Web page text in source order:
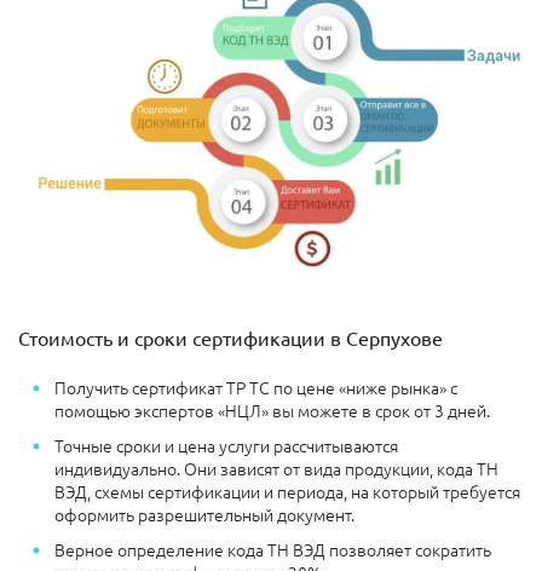
Стоимость и сроки сертификации в Серпухове
Получить сертификат ТР ТС по цене «ниже рынка» с
помощью экспертов «НЦЛ» вы можете в срок от 3 дней.
Точные сроки и цена услуги рассчитываются
индивидуально. Они зависят от вида продукции, кода ТН
ВЭД, схемы сертификации и периода, на который требуется
оформить разрешительный документ.
Верное определение кода ТН ВЭД позволяет сократить